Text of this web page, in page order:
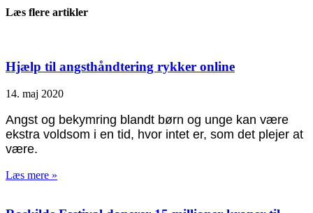
Læs flere artikler
Hjælp til angsthåndtering rykker online
14. maj 2020
Angst og bekymring blandt børn og unge kan være
ekstra voldsom i en tid, hvor intet er, som det plejer at
være.
Læs mere »